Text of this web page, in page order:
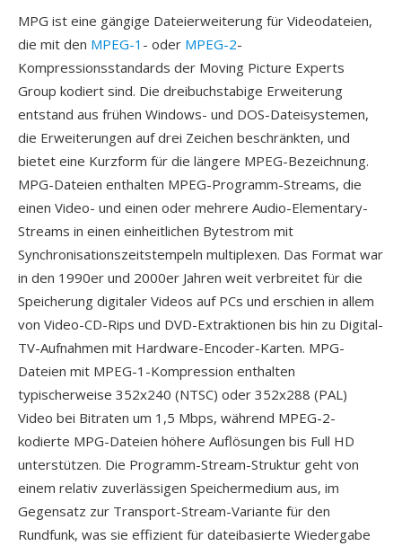
MPG ist eine gängige Dateierweiterung für Videodateien,
die mit den MPEG-1 - oder MPEG-2-
Kompressionsstandards der Moving Picture Experts
Group kodiert sind. Die dreibuchstabige Erweiterung
entstand aus frühen Windows- und DOS-Dateisystemen,
die Erweiterungen auf drei Zeichen beschränkten, und
bietet eine Kurzform für die längere MPEG-Bezeichnung.
MPG-Dateien enthalten MPEG-Programm-Streams, die
einen Video- und einen oder mehrere Audio-Elementary-
Streams in einen einheitlichen Bytestrom mit
Synchronisationszeitstempeln multiplexen. Das Format war
in den 1990er und 2000er Jahren weit verbreitet für die
Speicherung digitaler Videos auf PCs und erschien in allem
von Video-CD-Rips und DVD-Extraktionen bis hin zu Digital-
TV-Aufnahmen mit Hardware-Encoder-Karten. MPG-
Dateien mit MPEG-1-Kompression enthalten
typischerweise 352x240 (NTSC) oder 352x288 (PAL)
Video bei Bitraten um 1,5 Mbps, während MPEG-2-
kodierte MPG-Dateien höhere Auflösungen bis Full HD
unterstützen. Die Programm-Stream-Struktur geht von
einem relativ zuverlässigen Speichermedium aus, im
Gegensatz zur Transport-Stream-Variante für den
Rundfunk, was sie effizient für dateibasierte Wiedergabe